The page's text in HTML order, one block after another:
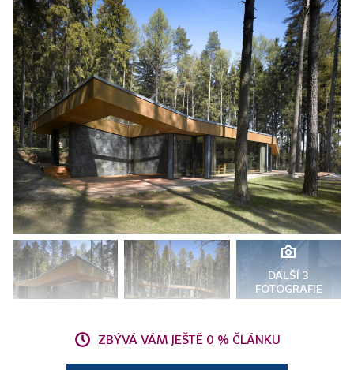
DALŠÍ 3
FOTOGRAFIE
ZBÝVÁ VÁM JEŠTĚ 0 % ČLÁNKU